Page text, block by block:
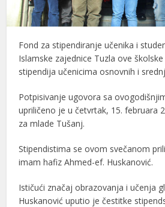
Fond za stipendiranje učenika i
Islamske zajednice Tuzla ove
stipendija učenicima osnovnih i
Potpisivanje ugovora sa
upriličeno je u četvrtak, 15. februara
za mlade Tušanj.
Stipendistima se ovom svečanom
imam hafiz Ahmed-ef. Huskanović.
Ističući značaj obrazovanja i učenja
Huskanović uputio je čestitke